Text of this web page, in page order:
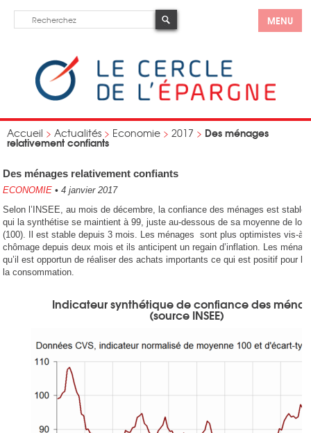
MENU
Accueil > Actualités > Economie > 2017 > Des ménages
relativement confiants
Des ménages relativement confiants
ECONOMIE • 4 janvier 2017
Selon l’INSEE, au mois de décembre, la confiance des ménages est stable
qui la synthétise se maintient à 99, juste au-dessous de sa moyenne de
(100). Il est stable depuis 3 mois. Les ménages sont plus optimistes vis-à-
chômage depuis deux mois et ils anticipent un regain d’inflation. Les
qu’il est opportun de réaliser des achats importants ce qui est positif pour
la consommation.
Indicateur synthétique de confiance des
(source INSEE)